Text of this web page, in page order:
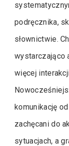
podręcznika,
słownictwie.
wystarczająco
więcej
komunikację
zachęcani do
sytuacjach, a